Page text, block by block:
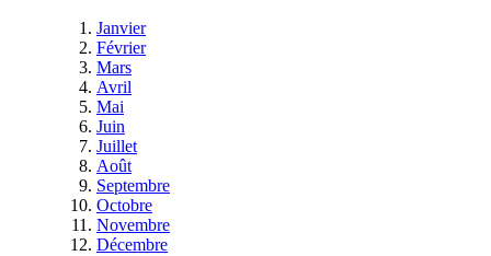
Janvier
Février
Mars
Avril
Mai
Juin
Juillet
Août
Septembre
Octobre
Novembre
Décembre